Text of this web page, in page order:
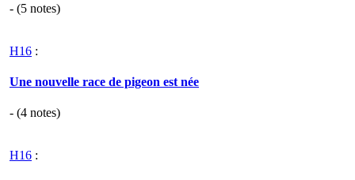
- (5 notes)
H16 :
Une nouvelle race de pigeon est née
- (4 notes)
H16 :